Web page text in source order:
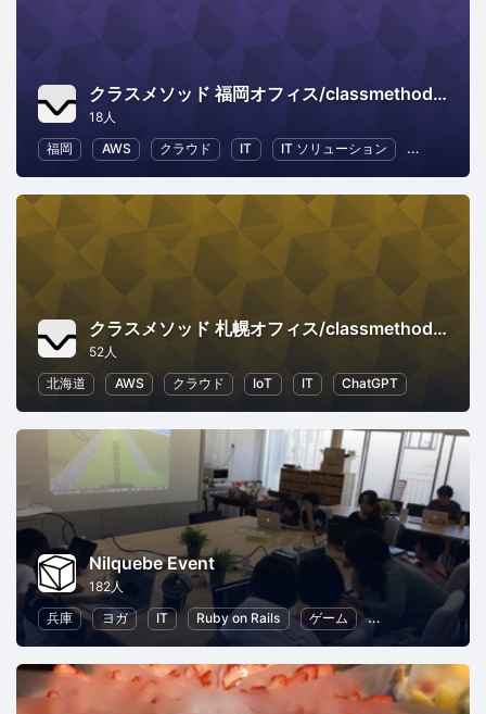
クラスメソッド 福岡オフィス/classmethod-fukuoka
18人
福岡
AWS クラウド IT IT ソリューション ChatGPT
クラスメソッド 札幌オフィス/classmethod-sapporo
52人
北海道
AWS クラウド IoT IT ChatGPT
Nilquebe Event
182人
兵庫
ヨガ IT Ruby on Rails ゲーム 手作り・クラフト